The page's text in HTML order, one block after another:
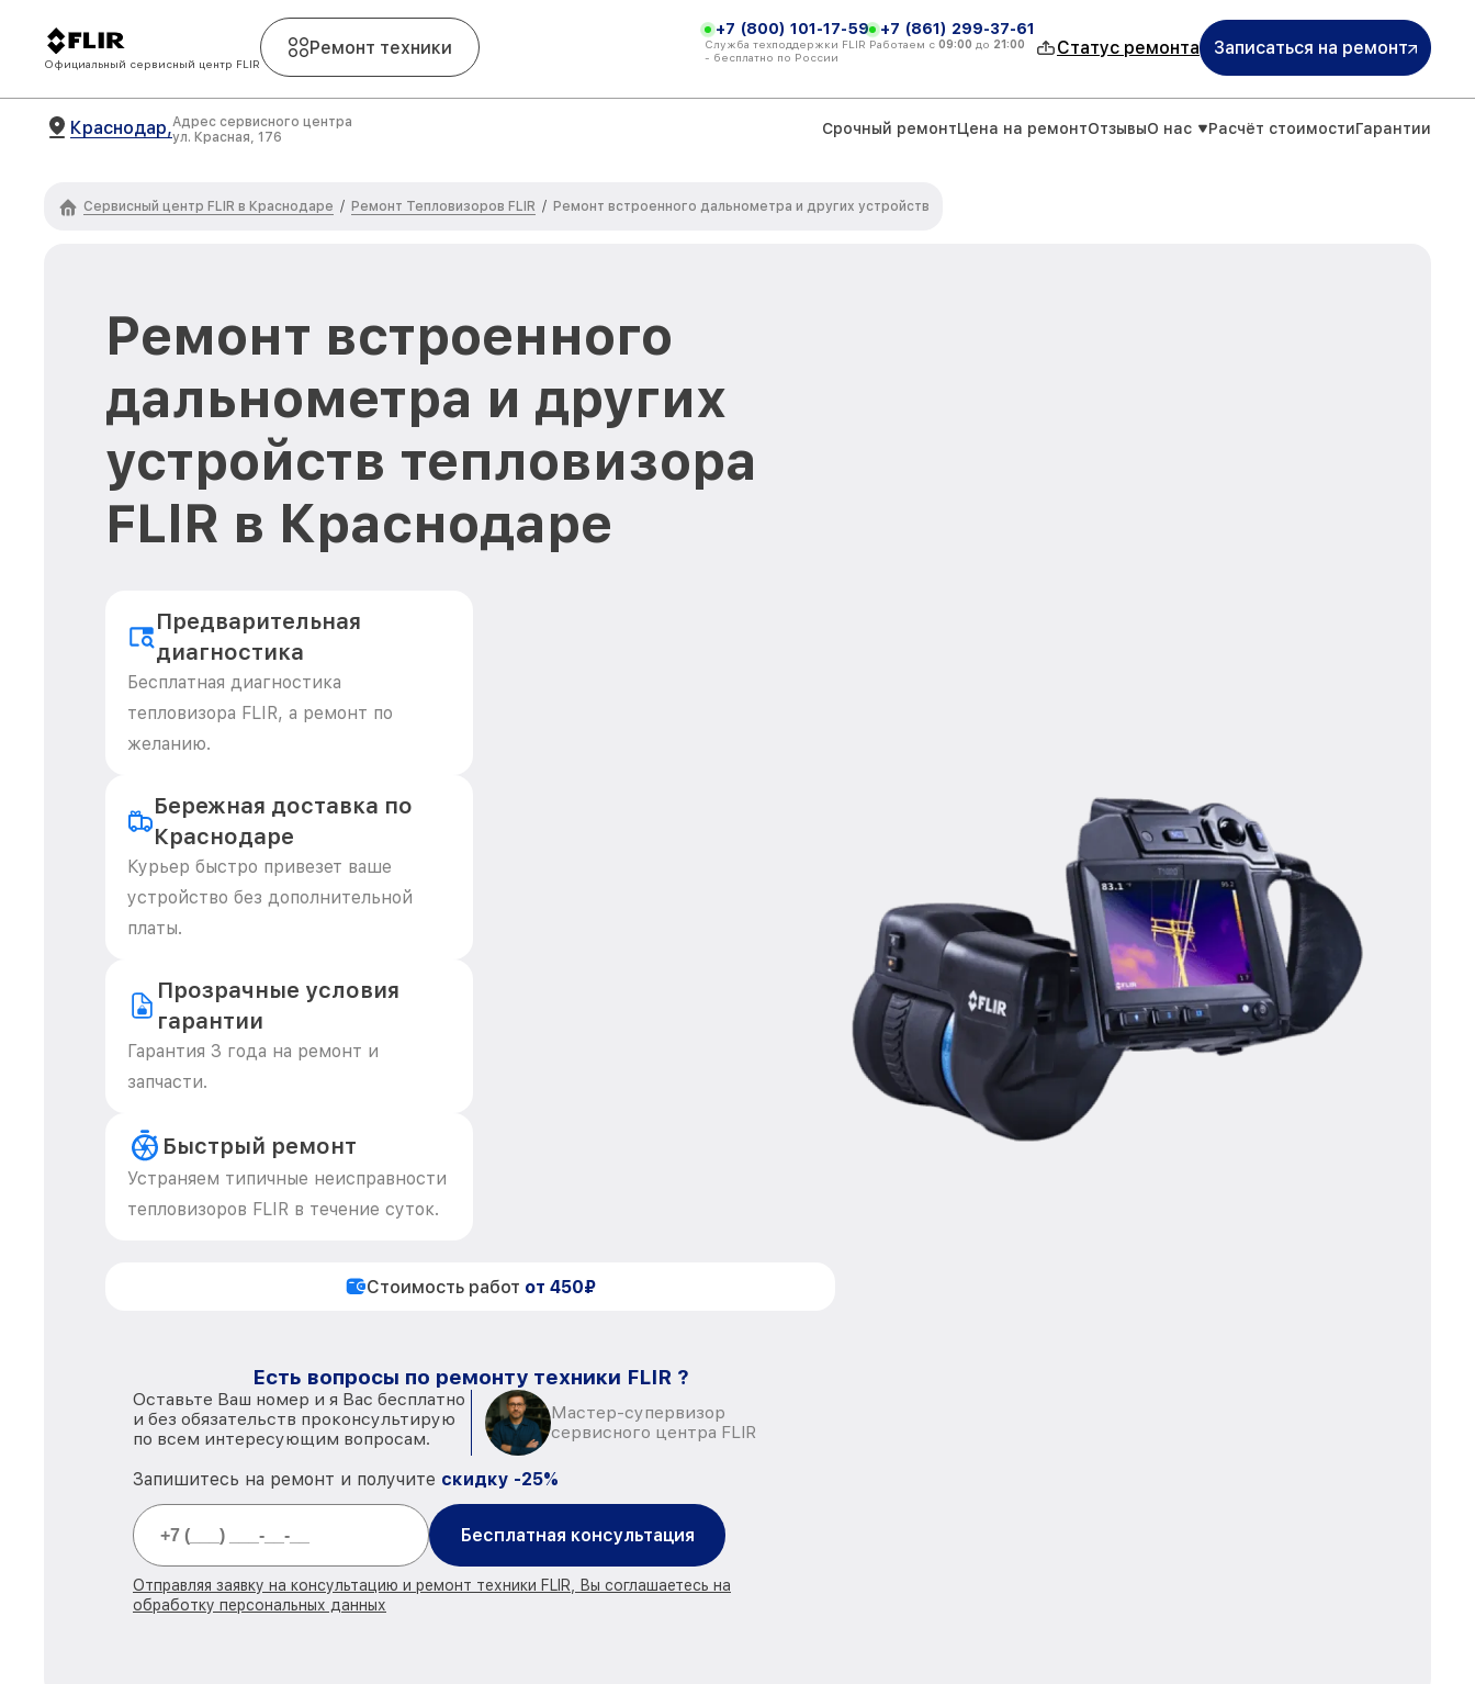
Официальный сервисный центр FLIR
Ремонт техники
+7 (800) 101-17-59
Служба техподдержки FLIR
- бесплатно по России
+7 (861) 299-37-61
Работаем с 09:00 до 21:00 Статус ремонта Записаться на ремонт
Краснодар,Адрес сервисного центра
ул. Красная, 176
Срочный ремонтЦена на ремонтОтзывыО нас Расчёт стоимостиГарантии
Сервисный центр FLIR в Краснодаре / Ремонт Тепловизоров FLIR / Ремонт встроенного дальнометра и других устройств
Ремонт встроенного
дальнометра и других
устройств тепловизора
FLIR в Краснодаре
Предварительная
диагностика
Бесплатная диагностика
тепловизора FLIR, а ремонт по
желанию.
Бережная доставка по
Краснодаре
Курьер быстро привезет ваше
устройство без дополнительной
платы.
Прозрачные условия
гарантии
Гарантия 3 года на ремонт и
запчасти.
Быстрый ремонт
Устраняем типичные неисправности
тепловизоров FLIR в течение суток.
Стоимость работ от 450₽
Есть вопросы по ремонту техники FLIR ?
Оставьте Ваш номер и я Вас бесплатно
и без обязательств проконсультирую
по всем интересующим вопросам.
Мастер-супервизор
сервисного центра FLIR
Запишитесь на ремонт и получите скидку -25%
Бесплатная консультация
Отправляя заявку на консультацию и ремонт техники FLIR, Вы соглашаетесь на
обработку персональных данных